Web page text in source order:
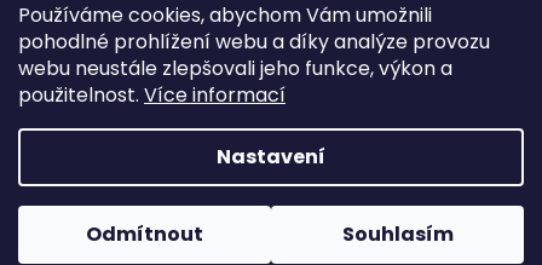
Používáme cookies, abychom Vám umožnili
pohodlné prohlížení webu a díky analýze provozu
webu neustále zlepšovali jeho funkce, výkon a
použitelnost. Více informací
Nastavení
Odmítnout Souhlasím
Sledovat na Instagramu
Vytvořil Shoptet
Copyright 2026Poctivý komín. Všechna práva
vyhrazena.
Upravit nastavení cookies